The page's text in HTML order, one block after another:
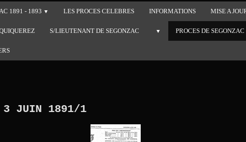
1891 - 1893 ▼ LES PROCES CELEBRES INFORMATIONS MISE A
S/LIEUTENANT DE SEGONZAC ▼ PROCES DE SEGONZAC
3 JUIN 1891/1